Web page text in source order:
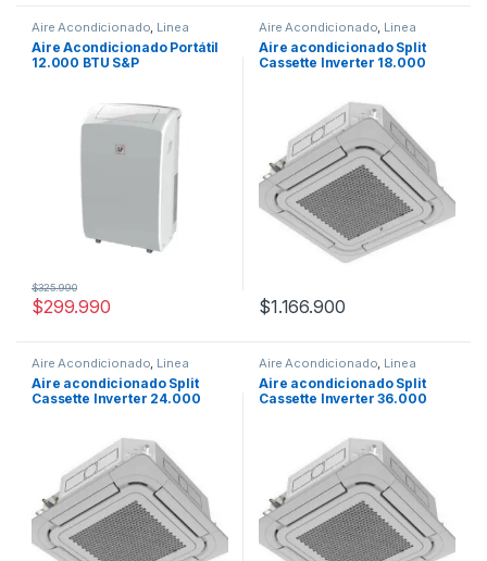
Aire Acondicionado, Linea
Residencial
Aire Acondicionado Portátil
12.000 BTU S&P
$299.990
$325.990
Aire Acondicionado, Linea
Comercial
Aire acondicionado Split
Cassette Inverter 18.000
$1.166.900
Aire Acondicionado Linea
Comercial
Aire acondicionado Split
Cassette Inverter 24.000
Aire Acondicionado Linea
Comercial
Aire acondicionado Split
Cassette Inverter 36.000